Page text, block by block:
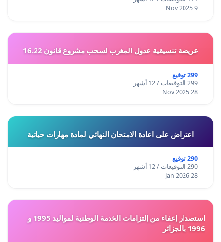
9 Nov 2025
عريضة تنسيقية عدول المغرب لسحب مشروع قانون 16.22
299 توقيع
299 التوقيعات / 12 أشهر
28 Nov 2025
اعتراض على اعادة الامتحان النهائي لمادة مهارات حياتية
290 توقيع
290 التوقيعات / 12 أشهر
28 Jan 2026
استصدار إعفاء من إلتزامات الخدمة الوطنية لمواليد 1995 و
1996 بالجزائر